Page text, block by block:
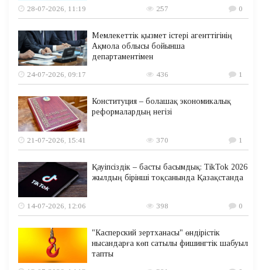
28-07-2026, 11:19
257 0
Мемлекеттік қызмет істері агенттігінің
Ақмола облысы бойынша
департаментімен
24-07-2026, 09:17
436 1
Конституция – болашақ экономикалық
реформалардың негізі
21-07-2026, 15:41 370 1
Қауіпсіздік – басты басымдық: TikTok 2026
жылдың бірінші тоқсанында Қазақстанда
14-07-2026, 12:06 398 0
"Касперский зертханасы" өндірістік
нысандарға көп сатылы фишингтік шабуыл
тапты